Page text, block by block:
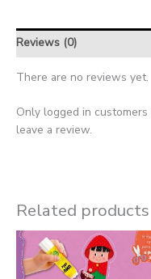
Reviews (0)
There are no reviews yet.
Only logged in
leave a review.
Related products